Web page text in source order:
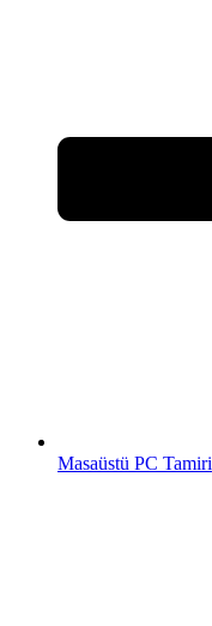
Masaüstü PC Tamiri